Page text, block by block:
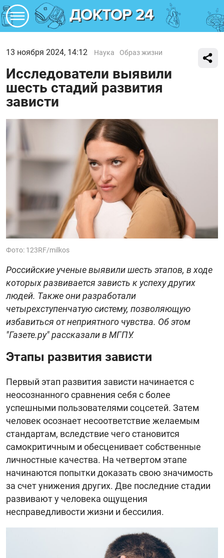
13 ноября 2024, 14:12 Наука Образ жизни
Исследователи выявили
шесть стадий развития
зависти
Фото: 123RF/milkos
Российские ученые выявили шесть этапов, в ходе
которых развивается зависть к успеху других
людей. Также они разработали
четырехступенчатую систему, позволяющую
избавиться от неприятного чувства. Об этом
"Газете.ру" рассказали в МГПУ.
Этапы развития зависти
Первый этап развития зависти начинается с
неосознанного сравнения себя с более
успешными пользователями соцсетей. Затем
человек осознает несоответствие желаемым
стандартам, вследствие чего становится
самокритичным и обесценивает собственные
личностные качества. На четвертом этапе
начинаются попытки доказать свою значимость
за счет унижения других. Две последние стадии
развивают у человека ощущения
несправедливости жизни и бессилия.